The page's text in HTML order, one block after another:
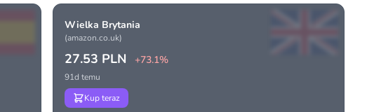
Wielka Brytania
(amazon.co.uk)
27.53 PLN +73.1%
91d temu
Kup teraz